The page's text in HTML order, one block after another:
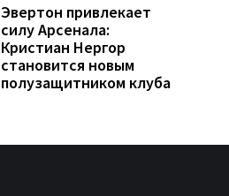
Эвертон привлекает
силу Арсенала:
Кристиан Нергор
становится новым
полузащитником клуба